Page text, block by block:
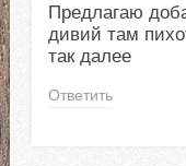
Предлагаю
дивий там
так далее
Ответить